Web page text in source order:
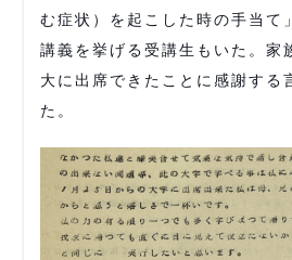
む症状）を起こした時の手当て
講義を挙げる受講生もいた。家
大に出席できたことに感謝する
た。